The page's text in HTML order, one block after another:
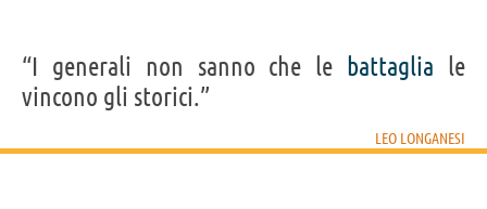
“I generali non sanno che le battaglia le
vincono gli storici.”
LEO LONGANESI